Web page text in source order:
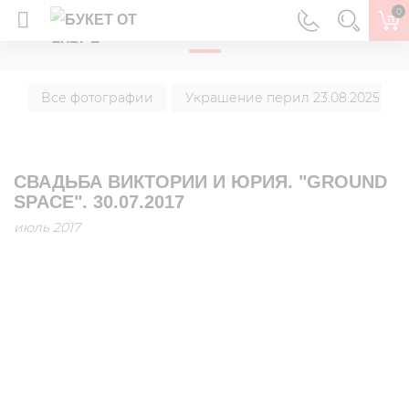
0
Все фотографии Украшение перил 23.08.2025 г.
СВАДЬБА ВИКТОРИИ И ЮРИЯ. "GROUND
SPACE". 30.07.2017
июль 2017